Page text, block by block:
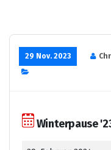
29 Nov. 2023
Winterpause